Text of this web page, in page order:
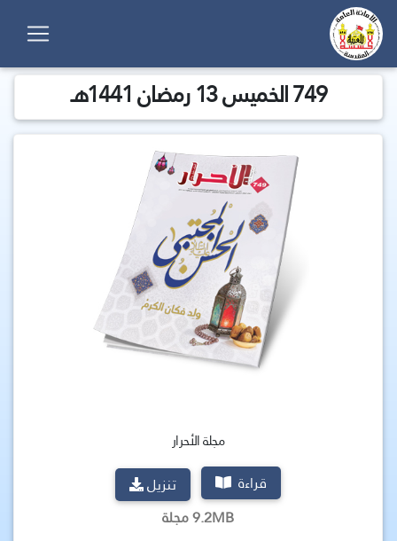
749 الخميس 13 رمضان 1441هـ
مجلة الأحرار
قراءة
تنزيل
9.2MB مجلة